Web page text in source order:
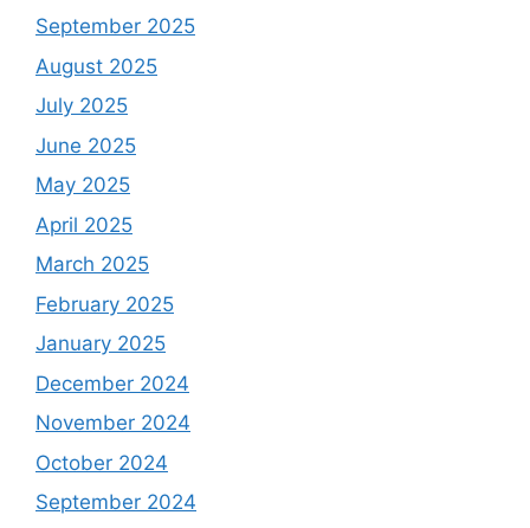
September 2025
August 2025
July 2025
June 2025
May 2025
April 2025
March 2025
February 2025
January 2025
December 2024
November 2024
October 2024
September 2024